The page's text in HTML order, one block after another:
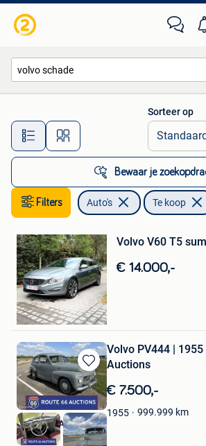
Alle afstanden…
Sorteer op
Bewaar je
Filters Auto's Te koop
in
Mijn
Favorieten
Volvo V60 T5
€ 14.000,-
Ellen
Geel
Bewaren
in
Mijn
Favorieten
Volvo PV444 |
Auctions
€ 7.500,-
1955 999.999 km
Route 66 Auctions
Waalwijk